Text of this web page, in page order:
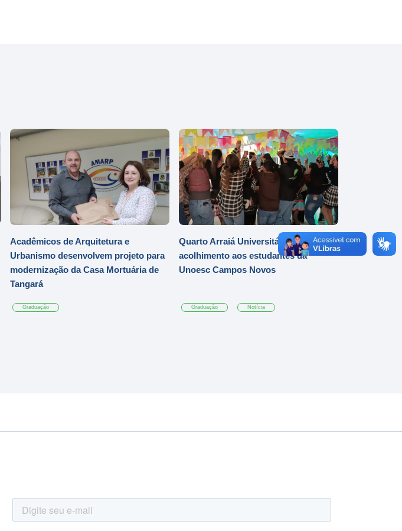
Acadêmicos de Arquitetura e
Urbanismo desenvolvem projeto para
modernização da Casa Mortuária de
Tangará
Graduação
Quarto Arraiá Universitário marca
acolhimento aos estudantes da
Unoesc Campos Novos
Graduação Notícia